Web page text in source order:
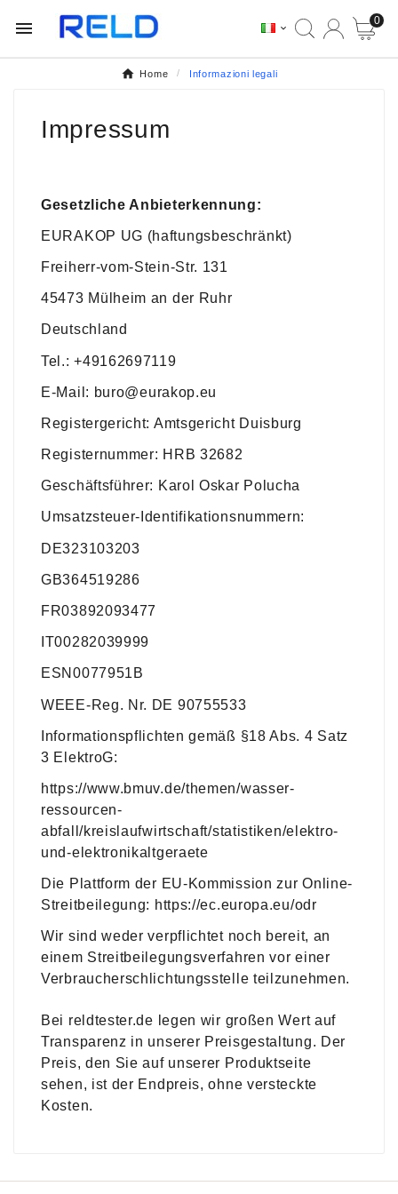
 
0
Home Informazioni legali
Impressum
Gesetzliche Anbieterkennung:
EURAKOP UG (haftungsbeschränkt)
Freiherr-vom-Stein-Str. 131
45473 Mülheim an der Ruhr
Deutschland
Tel.: +49162697119
E-Mail: buro@eurakop.eu
Registergericht: Amtsgericht Duisburg
Registernummer: HRB 32682
Geschäftsführer: Karol Oskar Polucha
Umsatzsteuer-Identifikationsnummern:
DE323103203
GB364519286
FR03892093477
IT00282039999
ESN0077951B
WEEE-Reg. Nr. DE 90755533
Informationspflichten gemäß §18 Abs. 4 Satz
3 ElektroG:
https://www.bmuv.de/themen/wasser-
ressourcen-
abfall/kreislaufwirtschaft/statistiken/elektro-
und-elektronikaltgeraete
Die Plattform der EU-Kommission zur Online-
Streitbeilegung: https://ec.europa.eu/odr
Wir sind weder verpflichtet noch bereit, an
einem Streitbeilegungsverfahren vor einer
Verbraucherschlichtungsstelle teilzunehmen.
Bei reldtester.de legen wir großen Wert auf
Transparenz in unserer Preisgestaltung. Der
Preis, den Sie auf unserer Produktseite
sehen, ist der Endpreis, ohne versteckte
Kosten.